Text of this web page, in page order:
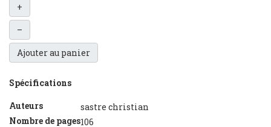
+
–
Ajouter au panier
Spécifications
Auteurs
sastre christian
Nombre de pages106